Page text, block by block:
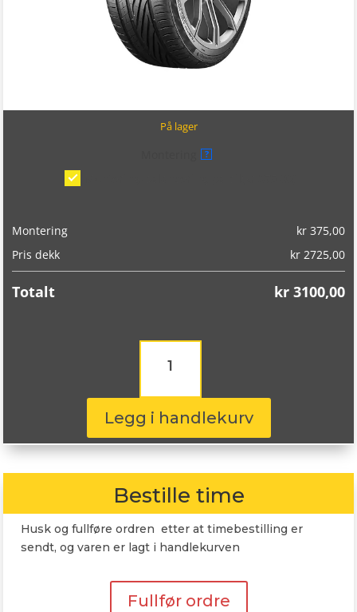
På lager
?
Montering kr375,00
Pris dekk
kr2725,00
Totalt kr3100,00
Uniroyal
RainSport
255/50R20
109Y
antall
Legg i handlekurv
Bestille time
Husk og fullføre ordren etter at timebestilling er
sendt, og varen er lagt i handlekurven
Fullfør ordre